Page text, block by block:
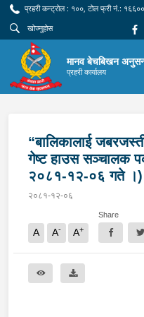
प्रहरी कन्ट्रोल : १००, टोल फ्री नं.:
मानव बेचबिखन
प्रहरी कार्यालय
“बालिकालाई
गेष्ट हाउस सञ्चालक
२०८१-१२-०६ गते ।)
२०८१-१२-०६
A A- A+
Share